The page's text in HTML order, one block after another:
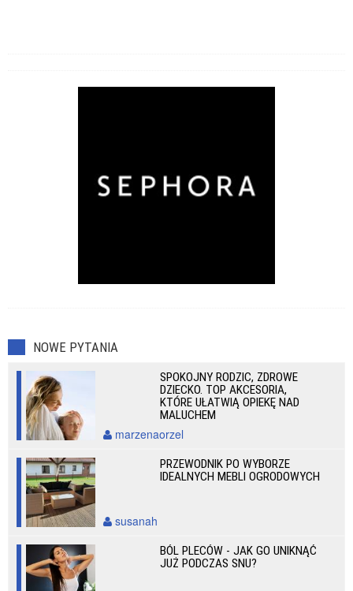
NOWE PYTANIA
SPOKOJNY RODZIC, ZDROWE
DZIECKO. TOP AKCESORIA,
KTÓRE UŁATWIĄ OPIEKĘ NAD
MALUCHEM
marzenaorzel
PRZEWODNIK PO WYBORZE
IDEALNYCH MEBLI OGRODOWYCH
susanah
BÓL PLECÓW - JAK GO UNIKNĄĆ
JUŻ PODCZAS SNU?